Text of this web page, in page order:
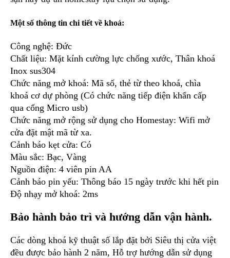
Một số thông tin chi tiết về khoá:
Công nghệ: Đức
Chất liệu: Mặt kính cường lực chống xước, Thân khoá
Inox sus304
Chức năng mở khoá: Mã số, thẻ từ theo khoá, chìa
khoá cơ dự phòng (Có chức năng tiếp điện khẩn cấp
qua cổng Micro usb)
Chức năng mở rộng sử dụng cho Homestay: Wifi mở
cửa đặt mật mã từ xa.
Cảnh báo kẹt cửa: Có
Màu sắc: Bạc, Vàng
Nguồn điện: 4 viên pin AA
Cảnh báo pin yếu: Thông báo 15 ngày trước khi hết pin
Độ nhạy mở khoá: 2ms
Bảo hành bảo trì và hướng dẫn vận hành.
Các dòng khoá kỹ thuật số lắp đặt bởi Siêu thị cửa việt
đều được bảo hành 2 năm, Hỗ trợ hướng dẫn sử dụng